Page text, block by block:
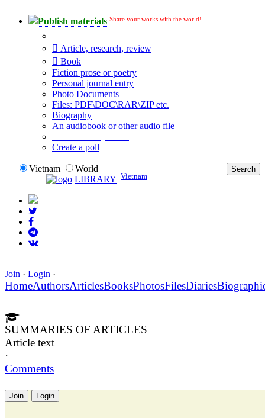
Publish materials Share your works with the world!
Article, research, review
Book
Fiction prose or poetry
Personal journal entry
Photo Documents
Files: PDF\DOC\RAR\ZIP etc.
Biography
An audiobook or other audio file
Create a poll
Vietnam
World
LIBRARY Vietnam
Join · Login ·
HomeAuthorsArticlesBooksPhotosFilesDiaries
SUMMARIES OF ARTICLES
Article text
·
Comments
Join Login